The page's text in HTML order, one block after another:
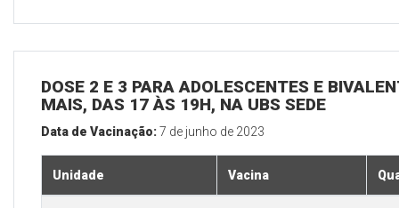
DOSE 2 E 3 PARA ADOLESCENTES E
MAIS, DAS 17 ÀS 19H, NA UBS SEDE
Data de Vacinação:7 de junho de 2023
Unidade Vacina